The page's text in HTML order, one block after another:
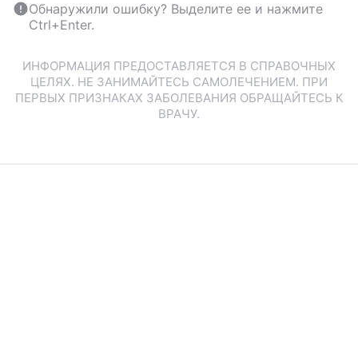
Обнаружили ошибку? Выделите ее и нажмите
Ctrl+Enter.
ИНФОРМАЦИЯ ПРЕДОСТАВЛЯЕТСЯ В СПРАВОЧНЫХ
ЦЕЛЯХ. НЕ ЗАНИМАЙТЕСЬ САМОЛЕЧЕНИЕМ. ПРИ
ПЕРВЫХ ПРИЗНАКАХ ЗАБОЛЕВАНИЯ ОБРАЩАЙТЕСЬ К
ВРАЧУ.